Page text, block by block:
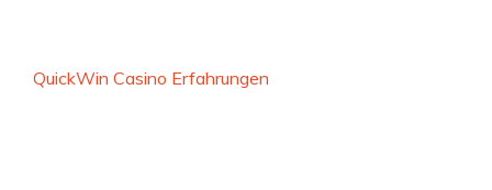
QuickWin Casino Erfahrungen